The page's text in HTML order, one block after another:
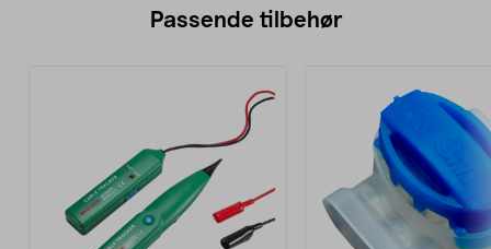
Passende tilbehør